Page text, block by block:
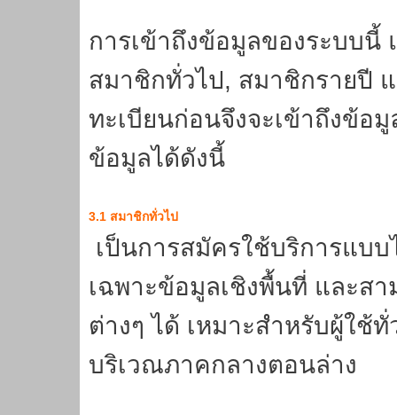
การเข้าถึงข้อมูลของระบบนี้
สมาชิกทั่วไป, สมาชิกรายปี
ทะเบียนก่อนจึงจะเข้าถึงข้อ
ข้อมูลได้ดังนี้
3.1 สมาชิกทั่วไป
เป็นการสมัครใช้บริการแบ
เฉพาะข้อมูลเชิงพื้นที่ และส
ต่างๆ ได้ เหมาะสำหรับผู้ใช้
บริเวณภาคกลางตอนล่าง